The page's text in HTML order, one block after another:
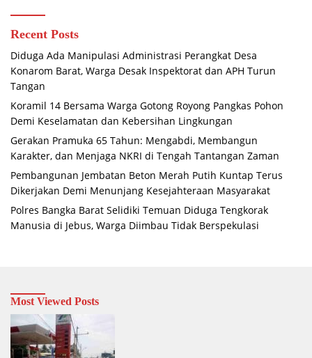
Recent Posts
Diduga Ada Manipulasi Administrasi Perangkat Desa
Konarom Barat, Warga Desak Inspektorat dan APH Turun
Tangan
Koramil 14 Bersama Warga Gotong Royong Pangkas Pohon
Demi Keselamatan dan Kebersihan Lingkungan
Gerakan Pramuka 65 Tahun: Mengabdi, Membangun
Karakter, dan Menjaga NKRI di Tengah Tantangan Zaman
Pembangunan Jembatan Beton Merah Putih Kuntap Terus
Dikerjakan Demi Menunjang Kesejahteraan Masyarakat
Polres Bangka Barat Selidiki Temuan Diduga Tengkorak
Manusia di Jebus, Warga Diimbau Tidak Berspekulasi
Most Viewed Posts